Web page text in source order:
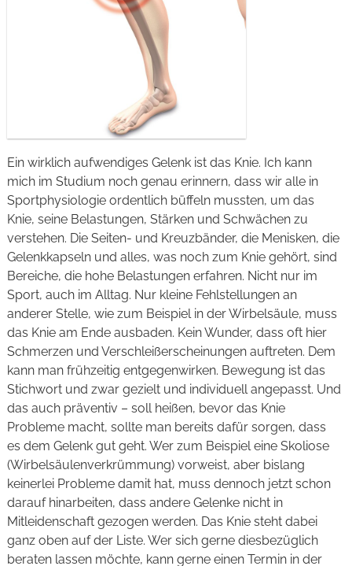
Datenschutzerklärung
Ein wirklich aufwendiges Gelenk ist das Knie. Ich kann
mich im Studium noch genau erinnern, dass wir alle in
Sportphysiologie ordentlich büffeln mussten, um das
Knie, seine Belastungen, Stärken und Schwächen zu
verstehen. Die Seiten- und Kreuzbänder, die Menisken, die
Gelenkkapseln und alles, was noch zum Knie gehört, sind
Bereiche, die hohe Belastungen erfahren. Nicht nur im
Sport, auch im Alltag. Nur kleine Fehlstellungen an
anderer Stelle, wie zum Beispiel in der Wirbelsäule, muss
das Knie am Ende ausbaden. Kein Wunder, dass oft hier
Schmerzen und Verschleißerscheinungen auftreten. Dem
kann man frühzeitig entgegenwirken. Bewegung ist das
Stichwort und zwar gezielt und individuell angepasst. Und
das auch präventiv – soll heißen, bevor das Knie
Probleme macht, sollte man bereits dafür sorgen, dass
es dem Gelenk gut geht. Wer zum Beispiel eine Skoliose
(Wirbelsäulenverkrümmung) vorweist, aber bislang
keinerlei Probleme damit hat, muss dennoch jetzt schon
darauf hinarbeiten, dass andere Gelenke nicht in
Mitleidenschaft gezogen werden. Das Knie steht dabei
ganz oben auf der Liste. Wer sich gerne diesbezüglich
beraten lassen möchte, kann gerne einen Termin in der